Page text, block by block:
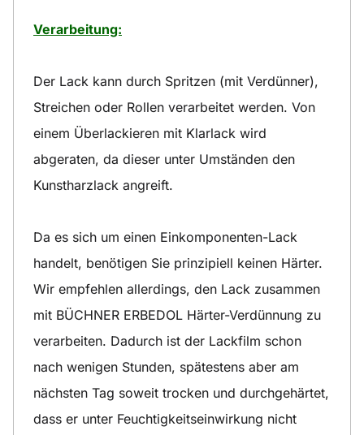
Verarbeitung:
Der Lack kann durch Spritzen (mit Verdünner),
Streichen oder Rollen verarbeitet werden. Von
einem Überlackieren mit Klarlack wird
abgeraten, da dieser unter Umständen den
Kunstharzlack angreift.
Da es sich um einen Einkomponenten-Lack
handelt, benötigen Sie prinzipiell keinen Härter.
Wir empfehlen allerdings, den Lack zusammen
mit BÜCHNER ERBEDOL Härter-Verdünnung zu
verarbeiten. Dadurch ist der Lackfilm schon
nach wenigen Stunden, spätestens aber am
nächsten Tag soweit trocken und durchgehärtet,
dass er unter Feuchtigkeitseinwirkung nicht